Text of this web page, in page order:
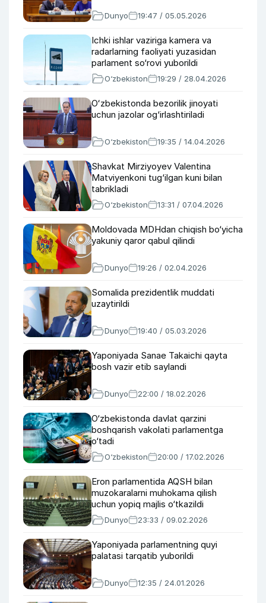
Dunyo 19:47 / 05.05.2026
Ichki ishlar vaziriga kamera va
radarlarning faoliyati yuzasidan
parlament so‘rovi yuborildi
O‘zbekiston 19:29 / 28.04.2026
Oʻzbekistonda bezorilik jinoyati
uchun jazolar og‘irlashtiriladi
O‘zbekiston 19:35 / 14.04.2026
Shavkat Mirziyoyev Valentina
Matviyenkoni tug‘ilgan kuni bilan
tabrikladi
O‘zbekiston 13:31 / 07.04.2026
Moldovada MDHdan chiqish bo‘yicha
yakuniy qaror qabul qilindi
Dunyo 19:26 / 02.04.2026
Somalida prezidentlik muddati
uzaytirildi
Dunyo 19:40 / 05.03.2026
Yaponiyada Sanae Takaichi qayta
bosh vazir etib saylandi
Dunyo 22:00 / 18.02.2026
O‘zbekistonda davlat qarzini
boshqarish vakolati parlamentga
o‘tadi
O‘zbekiston 20:00 / 17.02.2026
Eron parlamentida AQSH bilan
muzokaralarni muhokama qilish
uchun yopiq majlis o‘tkazildi
Dunyo 23:33 / 09.02.2026
Yaponiyada parlamentning quyi
palatasi tarqatib yuborildi
Dunyo 12:35 / 24.01.2026